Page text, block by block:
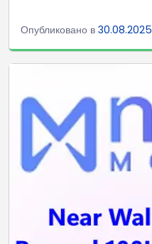
Опубликовано в 30.08.2025